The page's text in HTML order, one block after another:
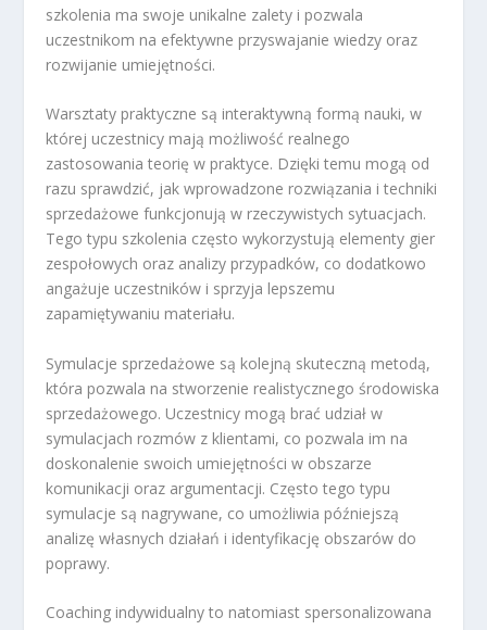
szkolenia ma swoje unikalne zalety i pozwala
uczestnikom na efektywne przyswajanie wiedzy oraz
rozwijanie umiejętności.
Warsztaty praktyczne są interaktywną formą nauki, w
której uczestnicy mają możliwość realnego
zastosowania teorię w praktyce. Dzięki temu mogą od
razu sprawdzić, jak wprowadzone rozwiązania i techniki
sprzedażowe funkcjonują w rzeczywistych sytuacjach.
Tego typu szkolenia często wykorzystują elementy gier
zespołowych oraz analizy przypadków, co dodatkowo
angażuje uczestników i sprzyja lepszemu
zapamiętywaniu materiału.
Symulacje sprzedażowe są kolejną skuteczną metodą,
która pozwala na stworzenie realistycznego środowiska
sprzedażowego. Uczestnicy mogą brać udział w
symulacjach rozmów z klientami, co pozwala im na
doskonalenie swoich umiejętności w obszarze
komunikacji oraz argumentacji. Często tego typu
symulacje są nagrywane, co umożliwia późniejszą
analizę własnych działań i identyfikację obszarów do
poprawy.
Coaching indywidualny to natomiast spersonalizowana